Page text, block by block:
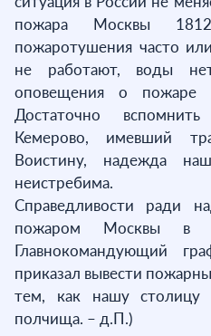
пожара Москвы
пожаротушения часто
не работают, воды
оповещения о пожаре
Достаточно
Кемерово, имевший
Воистину, надежда
неистребима.
Справедливости ради
пожаром Москвы в
Главнокомандующий
приказал вывести
тем, как нашу столицу
полчища. – д.П.)